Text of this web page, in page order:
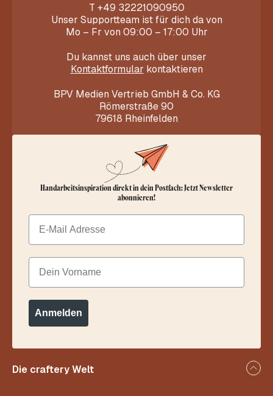
T +49 32221090950
Unser Supportteam ist für dich da von
Mo – Fr von 09:00 – 17:00 Uhr
Du kannst uns auch über unser
Kontaktformular kontaktieren
BPV Medien Vertrieb GmbH & Co. KG
Römerstraße 90
79618 Rheinfelden
Die craftery Welt
Handarbeitsinspiration direkt in dein Postfach: Jetzt Newsletter
abonnieren!
Email
Dein Vorname
Anmelden